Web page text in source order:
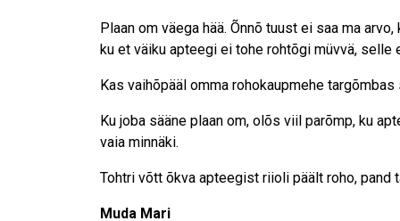
Plaan om väega hää. Õnnõ tuust ei saa ma
ku et väiku apteegi ei tohe rohtõgi müvvä, selle
Kas vaihõpääl omma rohokaupmehe
Ku joba sääne plaan om, olõs viil parõmp, ku
vaia minnäki.
Tohtri võtt õkva apteegist riioli päält roho, pand
Muda Mari